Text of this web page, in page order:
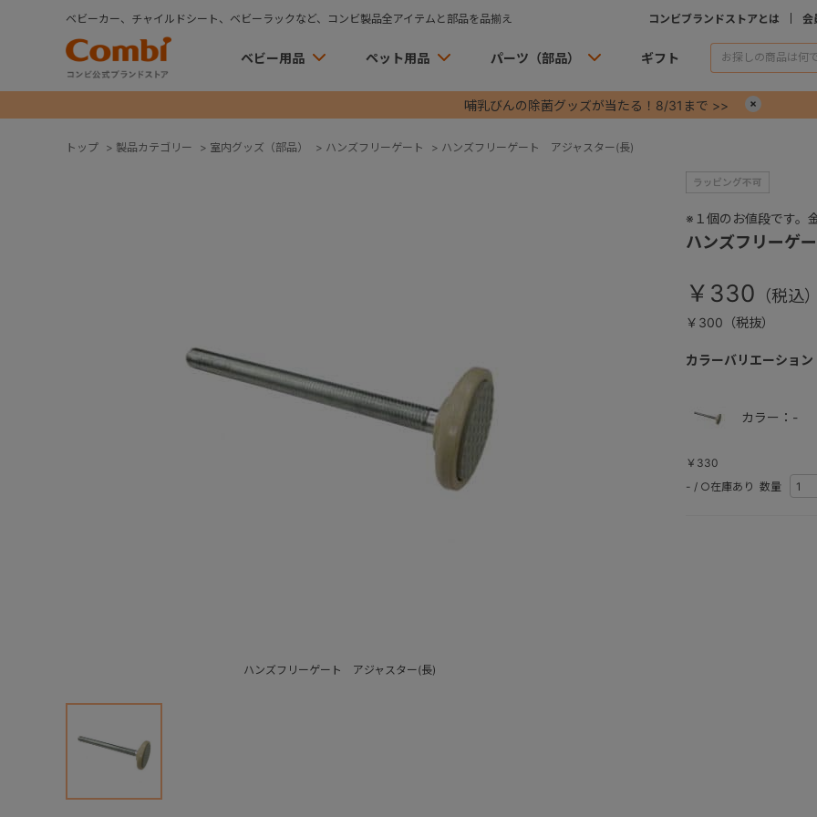
ベビーカー、チャイルドシート、ベビーラックなど、コンビ製品全アイテムと部品を品揃え コンビブランドストアとは 会
ベビー用品 ペット用品 パーツ（部品） ギフト
哺乳びんの除菌グッズが当たる！8/31まで >>
トップ > 製品カテゴリー > 室内グッズ（部品） > ハンズフリーゲート > ハンズフリーゲート アジャスター(長)
ハンズフリーゲート アジャスター(長)
※１個のお値段です。
ハンズフリーゲ
￥330
￥300（税抜）
カラーバリエーション
カラー：-
￥330
- / ○在庫あり 数量